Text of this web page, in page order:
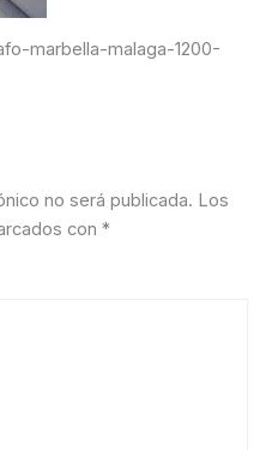
marbella-malaga-1200-
no será publicada. Los
con *